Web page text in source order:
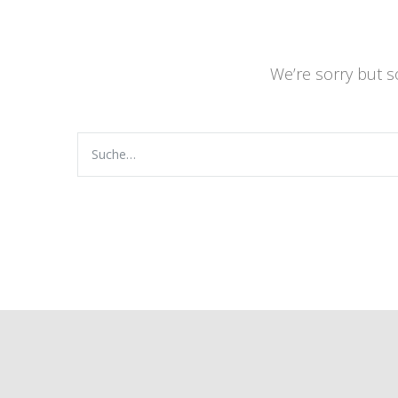
We’re sorry but